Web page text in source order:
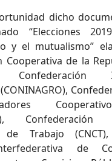
dicho
“Elecciones
y el mutualismo”
Cooperativa de la
Confederación
de Trabajo
de